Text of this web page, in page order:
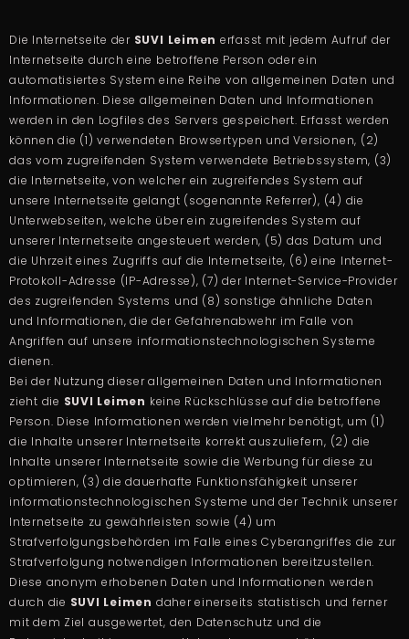
Die Internetseite der SUVI Leimen erfasst mit jedem Aufruf der
Internetseite durch eine betroffene Person oder ein
automatisiertes System eine Reihe von allgemeinen Daten und
Informationen. Diese allgemeinen Daten und Informationen
werden in den Logfiles des Servers gespeichert. Erfasst werden
können die (1) verwendeten Browsertypen und Versionen, (2)
das vom zugreifenden System verwendete Betriebssystem, (3)
die Internetseite, von welcher ein zugreifendes System auf
unsere Internetseite gelangt (sogenannte Referrer), (4) die
Unterwebseiten, welche über ein zugreifendes System auf
unserer Internetseite angesteuert werden, (5) das Datum und
die Uhrzeit eines Zugriffs auf die Internetseite, (6) eine Internet-
Protokoll-Adresse (IP-Adresse), (7) der Internet-Service-Provider
des zugreifenden Systems und (8) sonstige ähnliche Daten
und Informationen, die der Gefahrenabwehr im Falle von
Angriffen auf unsere informationstechnologischen Systeme
dienen.
Bei der Nutzung dieser allgemeinen Daten und Informationen
zieht die SUVI Leimen keine Rückschlüsse auf die betroffene
Person. Diese Informationen werden vielmehr benötigt, um (1)
die Inhalte unserer Internetseite korrekt auszuliefern, (2) die
Inhalte unserer Internetseite sowie die Werbung für diese zu
optimieren, (3) die dauerhafte Funktionsfähigkeit unserer
informationstechnologischen Systeme und der Technik unserer
Internetseite zu gewährleisten sowie (4) um
Strafverfolgungsbehörden im Falle eines Cyberangriffes die zur
Strafverfolgung notwendigen Informationen bereitzustellen.
Diese anonym erhobenen Daten und Informationen werden
durch die SUVI Leimen daher einerseits statistisch und ferner
mit dem Ziel ausgewertet, den Datenschutz und die